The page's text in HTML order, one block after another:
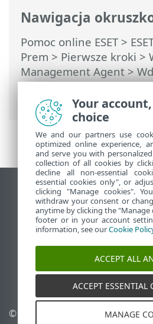
Nawigacja
Pomoc online ESET>
Prem > Pierwsze kroki >
Management Agent>
>Tworzenie instalatora
Wdrażanie agenta —
Wyświetl witrynę
komputerów
End of Life
Baza wiedzy ESET
Forum ESET
ESET Status Portal
Pomoc regionalna
© 1992 - 2026 ESET, spol. s
Your
choice
We and our partners use
optimized online experience,
and serve you with
collection of all cookies by
decline all non-essential
essential cookies only", or
clicking "Manage cookies".
withdraw your consent or
anytime by clicking the
footer or in your account
information, see ourCookie
ACCEPT ALL
ACCEPT ESSENTIAL
MANAGE